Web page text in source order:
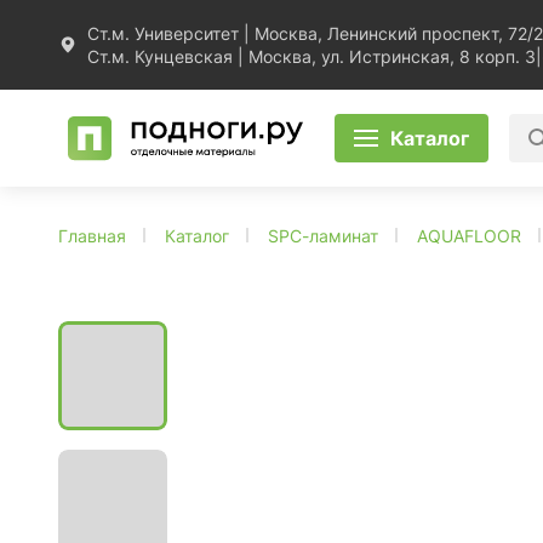
Ст.м. Университет | Москва, Ленинский проспект, 72/2
Ст.м. Кунцевская | Москва, ул. Истринская, 8 корп. 3
Каталог
Главная Каталог SPC-ламинат AQUAFLOOR